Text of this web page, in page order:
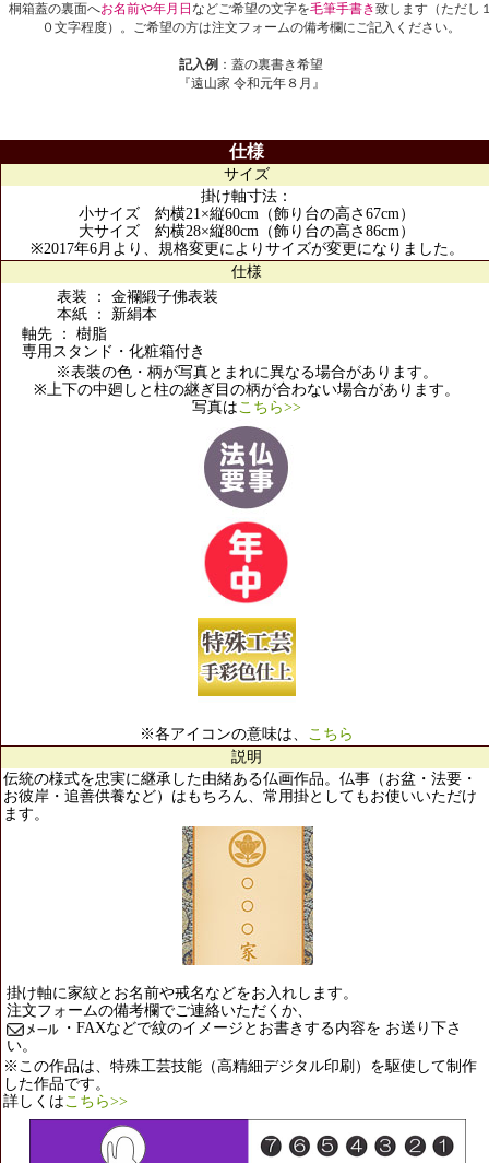
桐箱蓋の裏面へお名前や年月日 などご希望の文字を毛筆手書き致します（ただし
０文字程度）。ご希望の方は注文フォームの備考欄にご記入ください。
記入例 ：蓋の裏書き希望
『遠山家 令和元年８月』
仕様
サイズ
掛け軸寸法：
小サイズ 約横21×縦60cm（飾り台の高さ67cm）
大サイズ 約横28×縦80cm（飾り台の高さ86cm）
※2017年6月より、規格変更によりサイズが変更になりました。
仕様
表装 ： 金襴緞子佛表装
本紙 ： 新絹本
軸先 ： 樹脂
専用スタンド・化粧箱付き
※表装の色・柄が写真とまれに異なる場合があります。
※上下の中廻しと柱の継ぎ目の柄が合わない場合があります。
写真はこちら>>
※各アイコンの意味は、 こちら
説明
伝統の様式を忠実に継承した由緒ある仏画作品。仏事（お盆・法要・
お彼岸・追善供養など）はもちろん、常用掛としてもお使いいただけ
ます。
掛け軸に家紋とお名前や戒名などをお入れします。
注文フォームの備考欄でご連絡いただくか、
・FAXなどで紋のイメージとお書きする内容を お送り下さ
い。
※この作品は、特殊工芸技能（高精細デジタル印刷）を駆使して制作
した作品です。
詳しくはこちら>>